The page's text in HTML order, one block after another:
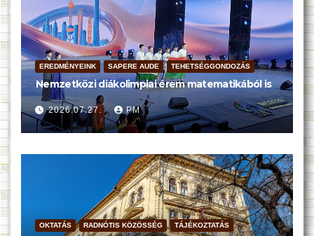
EREDMÉNYEINK SAPERE AUDE TEHETSÉGGONDOZÁS
Nemzetközi diákolimpiai érem matematikából is
2026.07.27. PM
OKTATÁS RADNÓTIS KÖZÖSSÉG TÁJÉKOZTATÁS